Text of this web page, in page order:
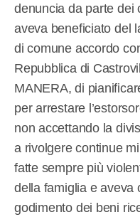
denuncia da parte dei
aveva beneficiato del
di comune accordo
Repubblica di
MANERA, di
per arrestare
non accettando la
a rivolgere continue
fatte sempre più
della famiglia e aveva
godimento dei beni